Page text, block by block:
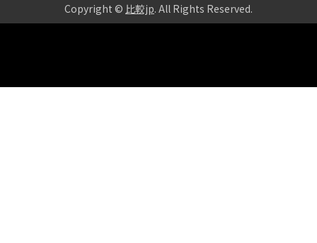
Copyright © 比較jp. All Rights Reserved.